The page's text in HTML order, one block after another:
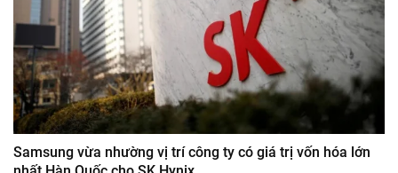
Samsung vừa nhường vị trí công ty có giá trị vốn hóa lớn